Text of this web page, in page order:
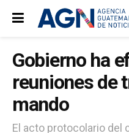
Gobierno ha
reuniones de
mando
El acto protocolario del